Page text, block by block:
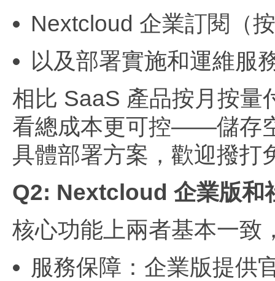
Nextcloud 企業訂閱（
以及部署實施和運維服
相比 SaaS 產品按月按量
看總成本更可控——儲存
具體部署方案，歡迎撥打
Q2: Nextcloud 企業版和
核心功能上兩者基本一致
服務保障：企業版提供